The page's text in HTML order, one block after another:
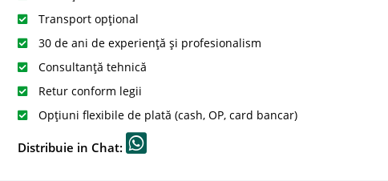
Transport opțional
30 de ani de experiență și profesionalism
Consultanță tehnică
Retur conform legii
Opțiuni flexibile de plată (cash, OP, card bancar)
Distribuie in Chat: